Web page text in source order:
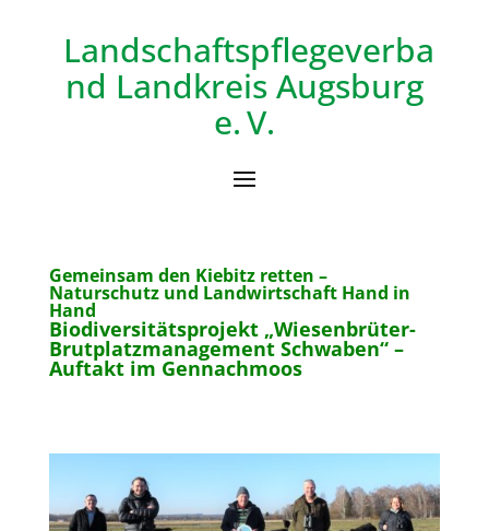
Landschaftspflegeverba
nd Landkreis Augsburg
e. V.
Gemeinsam den Kiebitz retten –
Naturschutz und Landwirtschaft Hand in
Hand
Biodiversitätsprojekt „Wiesenbrüter-
Brutplatzmanagement Schwaben“ –
Auftakt im Gennachmoos